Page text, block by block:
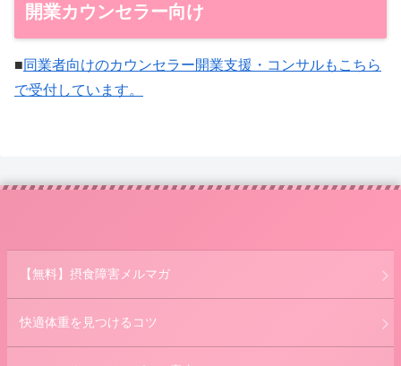
開業カウンセラー向け
■同業者向けのカウンセラー開業支援・コンサルもこちら
で受付しています。
【無料】摂食障害メルマガ
快適体重を見つけるコツ